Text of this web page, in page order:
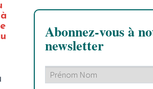
Abonnez-vous à
newsletter